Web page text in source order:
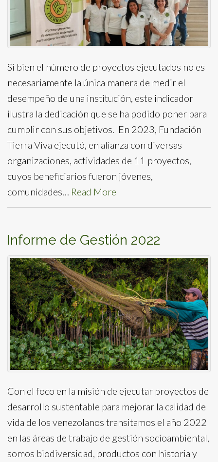
Si bien el número de proyectos ejecutados no es
necesariamente la única manera de medir el
desempeño de una institución, este indicador
ilustra la dedicación que se ha podido poner para
cumplir con sus objetivos. En 2023, Fundación
Tierra Viva ejecutó, en alianza con diversas
organizaciones, actividades de 11 proyectos,
cuyos beneficiarios fueron jóvenes,
comunidades… Read More
Informe de Gestión 2022
Con el foco en la misión de ejecutar proyectos de
desarrollo sustentable para mejorar la calidad de
vida de los venezolanos transitamos el año 2022
en las áreas de trabajo de gestión socioambiental,
somos biodiversidad, productos con historia y